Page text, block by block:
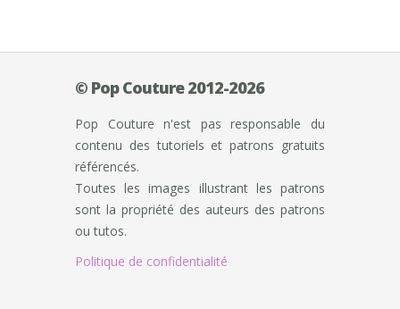
© Pop Couture 2012-2026
Pop Couture n'est pas responsable du
contenu des tutoriels et patrons gratuits
référencés.
Toutes les images illustrant les patrons
sont la propriété des auteurs des patrons
ou tutos.
Politique de confidentialité